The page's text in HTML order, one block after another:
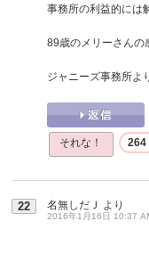
事務所の利益的には
89歳のメリーさんの
ジャニーズ事務所よ
それな！ 264
22 名無しだＪ より
2016年1月16日 10:37